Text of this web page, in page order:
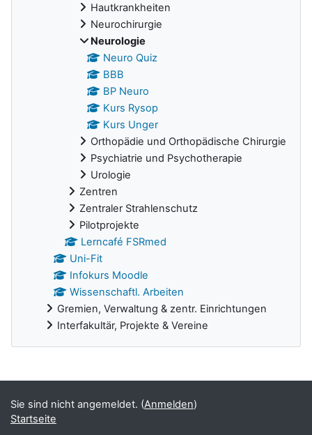
Hautkrankheiten
Neurochirurgie
Neurologie
Neuro Quiz
BBB
BP Neuro
Kurs Rysop
Kurs Unger
Orthopädie und Orthopädische Chirurgie
Psychiatrie und Psychotherapie
Urologie
Zentren
Zentraler Strahlenschutz
Pilotprojekte
Lerncafé FSRmed
Uni-Fit
Infokurs Moodle
Wissenschaftl. Arbeiten
Gremien, Verwaltung & zentr. Einrichtungen
Interfakultär, Projekte & Vereine
Ergänzungsblöcke
Sie sind nicht angemeldet. (Anmelden)
Startseite